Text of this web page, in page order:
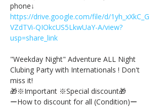
phone↓
https://drive.google.com/file/d/1yh_xXkC_G
VZdTVi-QIOkcUS5LkwUaY-A/view?
usp=share_link
"Weekday Night" Adventure ALL Night
Clubing Party with Internationals ! Don't
miss it!
🎁※Important ※Special discount🎁
ーHow to discount for all (Condition)ー